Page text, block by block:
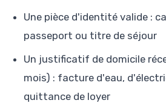
Une pièce d'identité valide :
passeport ou titre de séjour
Un justificatif de domicile
mois) : facture d'eau,
quittance de loyer